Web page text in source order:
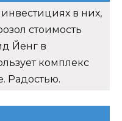
в них,
стоимость
Йенг в
комплекс
Радостью.